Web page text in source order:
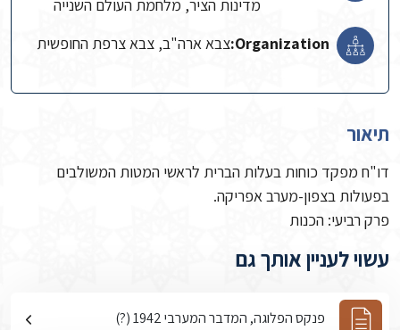
מדינות הציר, מלחמת העולם השנייה
Organization: צבא ארה"ב, צבא צרפת החופשית
תיאור
דו"ח מפקד כוחות בעלות הברית לראשי המטות המשולבים
בפעולות בצפון-מערב אפריקה.
פרק רביעי: הכנות
עשוי לעניין אותך גם
פנקס הפלוגה, המדבר המערבי 1942 (?)